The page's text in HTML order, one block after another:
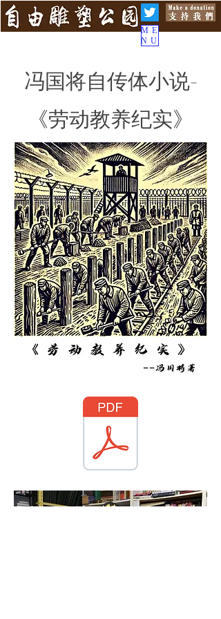
ME
NU
​冯国将自传体小说-
《劳动教养纪实》